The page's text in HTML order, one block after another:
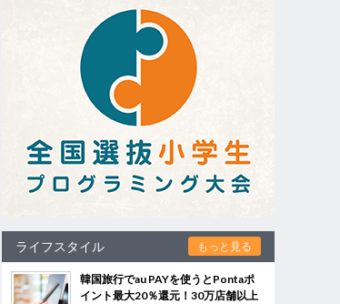
ライフスタイル もっと見る
韓国旅行でau PAYを使うとPontaポ
イント最大20％還元！30万店舗以上